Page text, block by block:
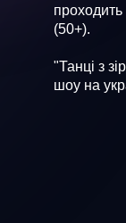
(50+).
"Танці з
шоу на